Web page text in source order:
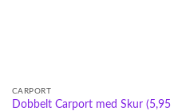
CARPORT
Dobbelt Carport med Skur (5,95